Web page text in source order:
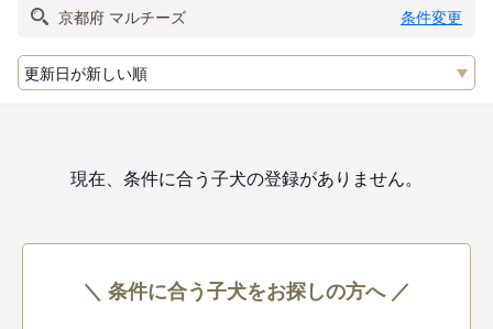
条件変更
現在、条件に合う子犬の登録がありません。
＼ 条件に合う子犬をお探しの方へ ／